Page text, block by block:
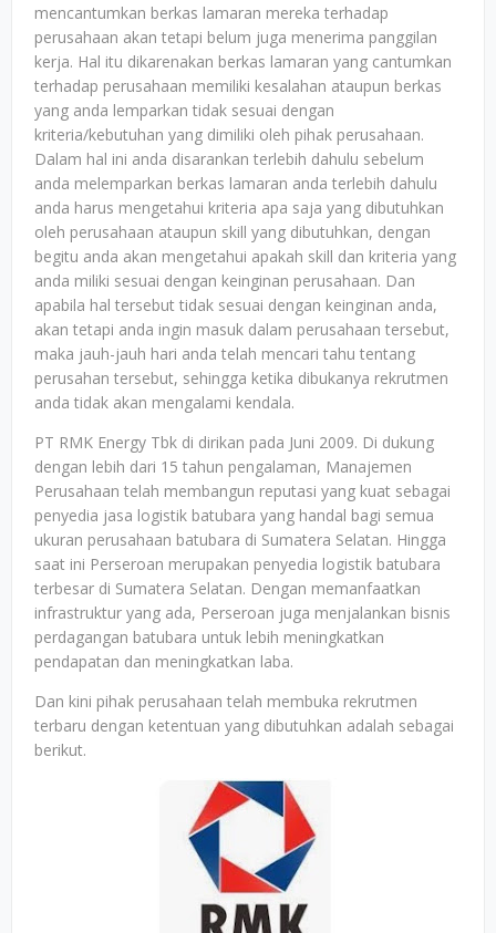
mencantumkan berkas lamaran mereka terhadap
perusahaan akan tetapi belum juga menerima panggilan
kerja. Hal itu dikarenakan berkas lamaran yang cantumkan
terhadap perusahaan memiliki kesalahan ataupun berkas
yang anda lemparkan tidak sesuai dengan
kriteria/kebutuhan yang dimiliki oleh pihak perusahaan.
Dalam hal ini anda disarankan terlebih dahulu sebelum
anda melemparkan berkas lamaran anda terlebih dahulu
anda harus mengetahui kriteria apa saja yang dibutuhkan
oleh perusahaan ataupun skill yang dibutuhkan, dengan
begitu anda akan mengetahui apakah skill dan kriteria yang
anda miliki sesuai dengan keinginan perusahaan. Dan
apabila hal tersebut tidak sesuai dengan keinginan anda,
akan tetapi anda ingin masuk dalam perusahaan tersebut,
maka jauh-jauh hari anda telah mencari tahu tentang
perusahan tersebut, sehingga ketika dibukanya rekrutmen
anda tidak akan mengalami kendala.
PT RMK Energy Tbk di dirikan pada Juni 2009. Di dukung
dengan lebih dari 15 tahun pengalaman, Manajemen
Perusahaan telah membangun reputasi yang kuat sebagai
penyedia jasa logistik batubara yang handal bagi semua
ukuran perusahaan batubara di Sumatera Selatan. Hingga
saat ini Perseroan merupakan penyedia logistik batubara
terbesar di Sumatera Selatan. Dengan memanfaatkan
infrastruktur yang ada, Perseroan juga menjalankan bisnis
perdagangan batubara untuk lebih meningkatkan
pendapatan dan meningkatkan laba.
Dan kini pihak perusahaan telah membuka rekrutmen
terbaru dengan ketentuan yang dibutuhkan adalah sebagai
berikut.